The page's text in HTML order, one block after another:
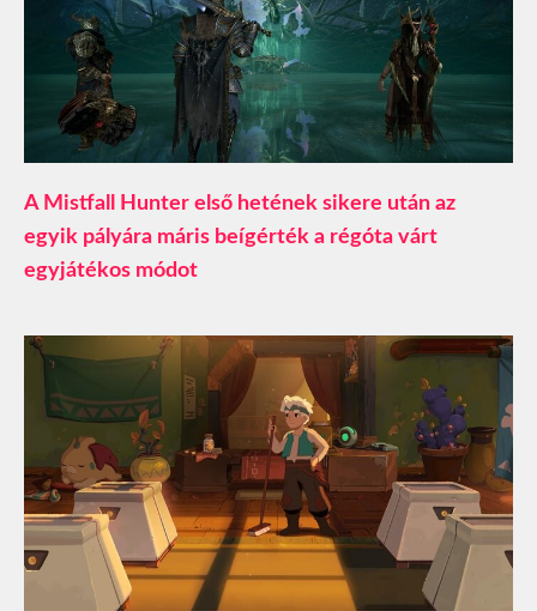
A Mistfall Hunter első hetének sikere után az
egyik pályára máris beígérték a régóta várt
egyjátékos módot